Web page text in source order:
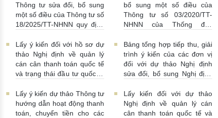
Thông tư sửa đổi, bổ sung
một số điều của Thông tư số
18/2025/TT-NHNN quy định
sẻ thông tin của Hệ thống
thông tin phục vụ công tác
giám sát hoạt động QTDND
và tổ chức TCVM
bổ sung một số điều của
Thông tư số 03/2020/TT-
NHNN của Thống đốc
tiền của NHNN 03/08/2026 |
11:16:00
Lấy ý kiến đối với hồ sơ dự
thảo Nghị định về quản lý
cán cân thanh toán quốc tế
và trạng thái đầu tư quốc tế
10:00:00
Bảng tổng hợp tiếp thu, giải
trình ý kiến của các đơn vị
đối với dự thảo Nghị định
sửa đổi, bổ sung Nghị định
30/07/2026 | 09:09:00
Lấy ý kiến dự thảo Thông tư
hướng dẫn hoạt động thanh
toán, chuyển tiền cho các
Lấy kiến đối với dự thảo
Nghị định về quản lý cán
cân thanh toán quốc tế và